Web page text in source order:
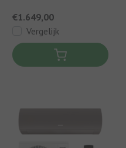
Wandmodel - 2,5 kW
€1.649,00
Vergelijk